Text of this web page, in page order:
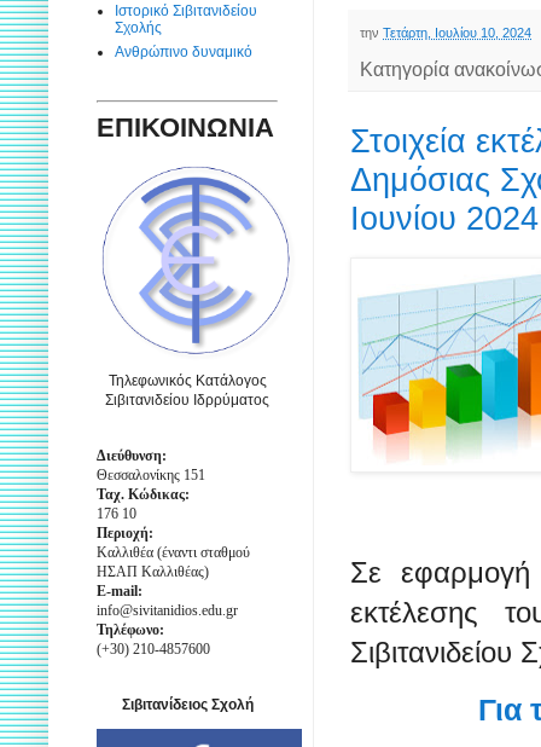
την Τετάρτη, Ιουλίου 10, 2024
Κατηγορία
Στοιχεία
Δημόσιας
Ιουνίου 2024
Σε εφαρμογή
εκτέλεσης
Για
Ιστορικό Σιβιτανιδείου
Σχολής
Ανθρώπινο δυναμικό
ΕΠΙΚΟΙΝΩΝΙΑ
Τηλεφωνικός Κατάλογος
Σιβιτανιδείου Ιδρρύματος
Διεύθυνση:
Θεσσαλονίκης 151
Ταχ. Κώδικας:
176 10
Περιοχή:
Καλλιθέα (έναντι σταθμού
ΗΣΑΠ Καλλιθέας)
E-mail:
info@sivitanidios.edu.gr
Τηλέφωνο:
(+30) 210-4857600
Σιβιτανίδειος Σχολή